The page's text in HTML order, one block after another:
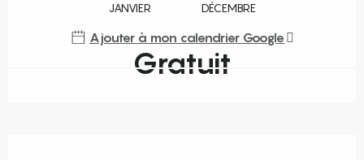
JANVIER DÉCEMBRE
Ajouter à mon calendrier Google
Gratuit